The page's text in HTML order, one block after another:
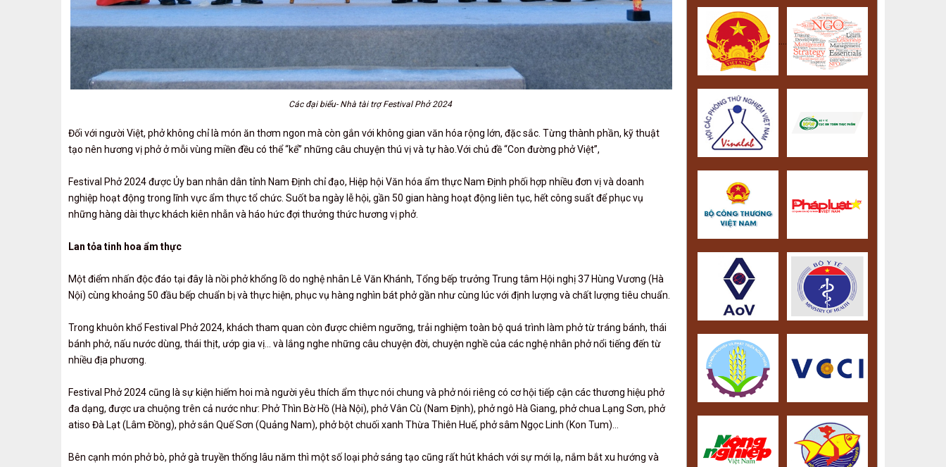
Các đại biểu- Nhà tài trợ Festival Phở 2024
Đối với người Việt, phở không chỉ là món ăn thơm ngon mà còn gắn với không gian văn hóa rộng lớn, đặc sắc. Từng thành phần, kỹ thuật
tạo nên hương vị phở ở mỗi vùng miền đều có thể “kể” những câu chuyện thú vị và tự hào.Với chủ đề “Con đường phở Việt”,
Festival Phở 2024 được Ủy ban nhân dân tỉnh Nam Định chỉ đạo, Hiệp hội Văn hóa ẩm thực Nam Định phối hợp nhiều đơn vị và doanh
nghiệp hoạt động trong lĩnh vực ẩm thực tổ chức. Suốt ba ngày lễ hội, gần 50 gian hàng hoạt động liên tục, hết công suất để phục vụ
những hàng dài thực khách kiên nhẫn và háo hức đợi thưởng thức hương vị phở.
Lan tỏa tinh hoa ẩm thực
Một điểm nhấn độc đáo tại đây là nồi phở khổng lồ do nghệ nhân Lê Văn Khánh, Tổng bếp trưởng Trung tâm Hội nghị 37 Hùng Vương (Hà
Nội) cùng khoảng 50 đầu bếp chuẩn bị và thực hiện, phục vụ hàng nghìn bát phở gần như cùng lúc với định lượng và chất lượng tiêu chuẩn.
Trong khuôn khổ Festival Phở 2024, khách tham quan còn được chiêm ngưỡng, trải nghiệm toàn bộ quá trình làm phở từ tráng bánh, thái
bánh phở, nấu nước dùng, thái thịt, ướp gia vị... và lắng nghe những câu chuyện đời, chuyện nghề của các nghệ nhân phở nổi tiếng đến từ
nhiều địa phương.
Festival Phở 2024 cũng là sự kiện hiếm hoi mà người yêu thích ẩm thực nói chung và phở nói riêng có cơ hội tiếp cận các thương hiệu phở
đa dạng, được ưa chuộng trên cả nước như: Phở Thìn Bờ Hồ (Hà Nội), phở Vân Cù (Nam Định), phở ngô Hà Giang, phở chua Lạng Sơn, phở
atiso Đà Lạt (Lâm Đồng), phở sắn Quế Sơn (Quảng Nam), phở bột chuối xanh Thừa Thiên Huế, phở sâm Ngọc Linh (Kon Tum)...
Bên cạnh món phở bò, phở gà truyền thống lâu năm thì một số loại phở sáng tạo cũng rất hút khách với sự mới lạ, nắm bắt xu hướng và
....